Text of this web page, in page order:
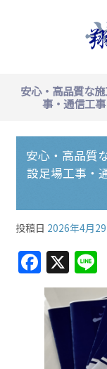
安心・高品質な
事・通信工
安心・高品質
設足場工事・
投稿日 2026年4月
F
a
c
e
b
X